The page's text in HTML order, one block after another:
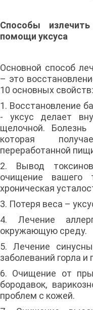
Способы
помощи уксуса
Основной способ
– это
10 основных свойств:
1. Восстановление
- уксус делает
щелочной. Болезнь
которая
переработанной
2. Вывод
очищение вашего
хроническая
3. Потеря веса –
4. Лечение
окружающую среду.
5. Лечение
заболеваний горла и
6. Очищение от
бородавок,
проблем с кожей.